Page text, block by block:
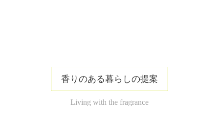
香りのある暮らしの提案
Living with the fragrance